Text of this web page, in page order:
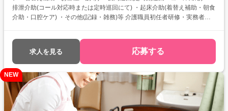
排泄介助(コール対応時または定時巡回にて) ・起床介助(着替え補助・朝食
介助・口腔ケア) ・その他(記録・雑務)等 介護職員初任者研修・実務者研
求人を見る 応募する
NEW